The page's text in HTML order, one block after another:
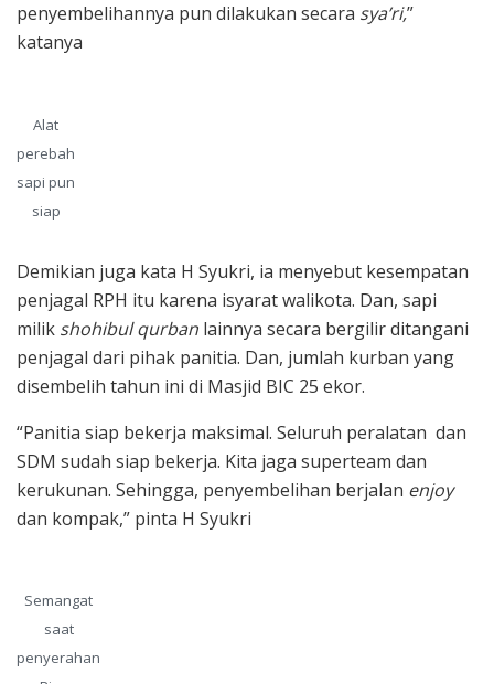
penyembelihannya pun dilakukan secara sya’ri,”
katanya
Alat
perebah
sapi pun
siap
Demikian juga kata H Syukri, ia menyebut kesempatan
penjagal RPH itu karena isyarat walikota. Dan, sapi
milik shohibul qurban lainnya secara bergilir ditangani
penjagal dari pihak panitia. Dan, jumlah kurban yang
disembelih tahun ini di Masjid BIC 25 ekor.
“Panitia siap bekerja maksimal. Seluruh peralatan dan
SDM sudah siap bekerja. Kita jaga superteam dan
kerukunan. Sehingga, penyembelihan berjalan enjoy
dan kompak,” pinta H Syukri
Semangat
saat
penyerahan